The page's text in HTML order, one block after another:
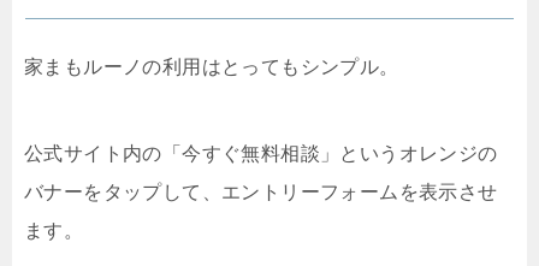
家まもルーノの利用はとってもシンプル。
公式サイト内の「今すぐ無料相談」というオレンジの
バナーをタップして、エントリーフォームを表示させ
ます。